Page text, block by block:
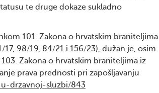
te druge dokaze sukladno
101. Zakona o hrvatskim braniteljima
98/19, 84/21 i 156/23), dužan je, osim
Zakona o hrvatskim braniteljima iz
prava prednosti pri zapošljavanju
drzavnoj-sluzbi/843